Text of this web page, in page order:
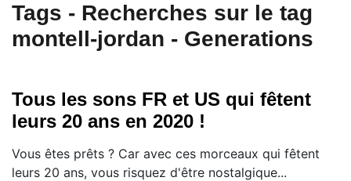
Tags - Recherches sur le tag
montell-jordan - Generations
Tous les sons FR et US qui fêtent
leurs 20 ans en 2020 !
Vous êtes prêts ? Car avec ces morceaux qui fêtent
leurs 20 ans, vous risquez d'être nostalgique...